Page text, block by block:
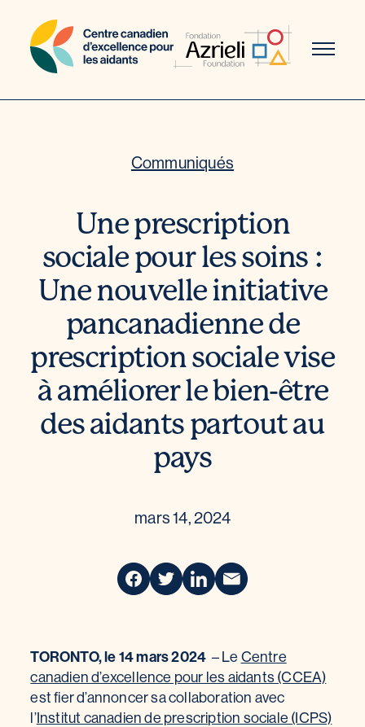
Communiqués
Une prescription
sociale pour les soins :
Une nouvelle initiative
pancanadienne de
prescription sociale vise
à améliorer le bien-être
des aidants partout au
pays
mars 14, 2024
TORONTO, le 14 mars 2024 – Le Centre
canadien d’excellence pour les aidants (CCEA)
est fier d’annoncer sa collaboration avec
l’Institut canadien de prescription sociale (ICPS)